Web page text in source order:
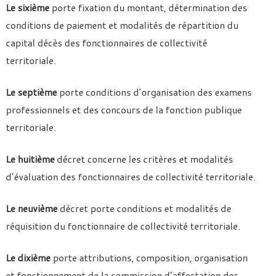
Le sixième porte fixation du montant, détermination des
conditions de paiement et modalités de répartition du
capital décès des fonctionnaires de collectivité
territoriale.
Le septième porte conditions d’organisation des examens
professionnels et des concours de la fonction publique
territoriale.
Le huitièmedécret concerne les critères et modalités
d’évaluation des fonctionnaires de collectivité territoriale.
Le neuvièmedécret porte conditions et modalités de
réquisition du fonctionnaire de collectivité territoriale.
Le dixième porte attributions, composition, organisation